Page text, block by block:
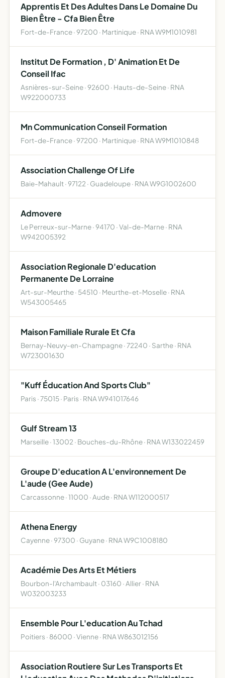
Apprentis Et Des Adultes Dans Le Domaine Du
Bien Être - Cfa Bien Être
Fort-de-France · 97200 · Martinique · RNA W9M1010981
Institut De Formation , D' Animation Et De
Conseil Ifac
Asnières-sur-Seine · 92600 · Hauts-de-Seine · RNA
W922000733
Mn Communication Conseil Formation
Fort-de-France · 97200 · Martinique · RNA W9M1010848
Association Challenge Of Life
Baie-Mahault · 97122 · Guadeloupe · RNA W9G1002600
Admovere
Le Perreux-sur-Marne · 94170 · Val-de-Marne · RNA
W942005392
Association Regionale D'education
Permanente De Lorraine
Art-sur-Meurthe · 54510 · Meurthe-et-Moselle · RNA
W543005465
Maison Familiale Rurale Et Cfa
Bernay-Neuvy-en-Champagne · 72240 · Sarthe · RNA
W723001630
"Kuff Éducation And Sports Club"
Paris · 75015 · Paris · RNA W941017646
Gulf Stream 13
Marseille · 13002 · Bouches-du-Rhône · RNA W133022459
Groupe D'education A L'environnement De
L'aude (Gee Aude)
Carcassonne · 11000 · Aude · RNA W112000517
Athena Energy
Cayenne · 97300 · Guyane · RNA W9C1008180
Académie Des Arts Et Métiers
Bourbon-l'Archambault · 03160 · Allier · RNA
W032003233
Ensemble Pour L'education Au Tchad
Poitiers · 86000 · Vienne · RNA W863012156
Association Routiere Sur Les Transports Et